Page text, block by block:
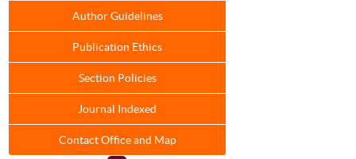
Author Guidelines
Publication Ethics
Section Policies
Journal Indexed
Contact Office and Map